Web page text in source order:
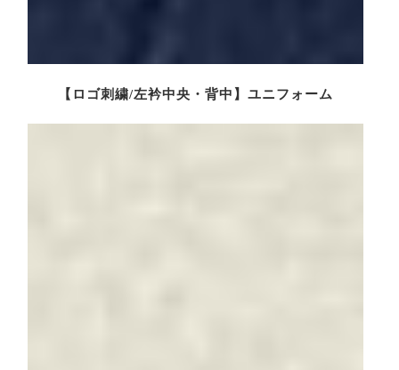
【ロゴ刺繍/左衿中央・背中】ユニフォーム